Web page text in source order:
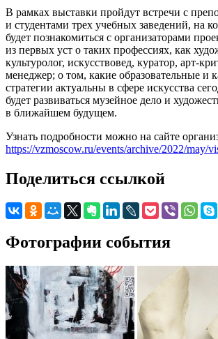
В рамках выставки пройдут встречи с
и студентами трех учебных заведений, на
будет познакомиться с организаторами
из первых уст о таких профессиях, как
культуролог, искусствовед, куратор, арт-
менеджер; о том, какие образовательные и
стратегии актуальны в сфере искусства
будет развиваться музейное дело и
в ближайшем будущем.
Узнать подробности можно на сайте
https://vzmoscow.ru/events/archive/2022/may/
Поделиться ссылкой
Фотографии события